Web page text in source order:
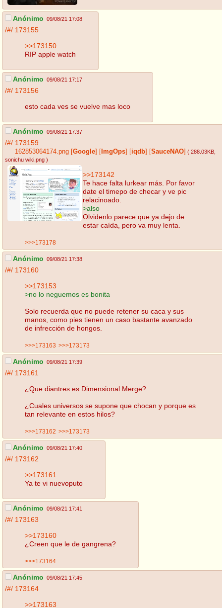
Anónimo 09/08/21 17:08
/#/ 173155
>>173150
RIP apple watch
Anónimo 09/08/21 17:17
/#/ 173156
esto cada ves se vuelve mas loco
Anónimo 09/08/21 17:37
/#/ 173159
162853064174.png Google ImgOps iqdb SauceNAO ( 288.03KB
sonichu wiki.png )
>>173142
Te hace falta lurkear más. Por favor
date el timepo de checar y ve pic
relacinoado.
>also
Olvidenlo parece que ya dejo de
estar caída, pero va muy lenta.
>>>173178
Anónimo 09/08/21 17:38
/#/ 173160
>>173153
>no lo neguemos es bonita
Solo recuerda que no puede retener su caca y sus
manos, como pies tienen un caso bastante avanzado
de infrección de hongos.
>>>173163 >>>173173
Anónimo 09/08/21 17:39
/#/ 173161
¿Que diantres es Dimensional Merge?
¿Cuales universos se supone que chocan y porque es
tan relevante en estos hilos?
>>>173162 >>>173173
Anónimo 09/08/21 17:40
/#/ 173162
>>173161
Ya te vi nuevoputo
Anónimo 09/08/21 17:41
/#/ 173163
>>173160
¿Creen que le de gangrena?
>>>173164
Anónimo 09/08/21 17:45
/#/ 173164
>>173163